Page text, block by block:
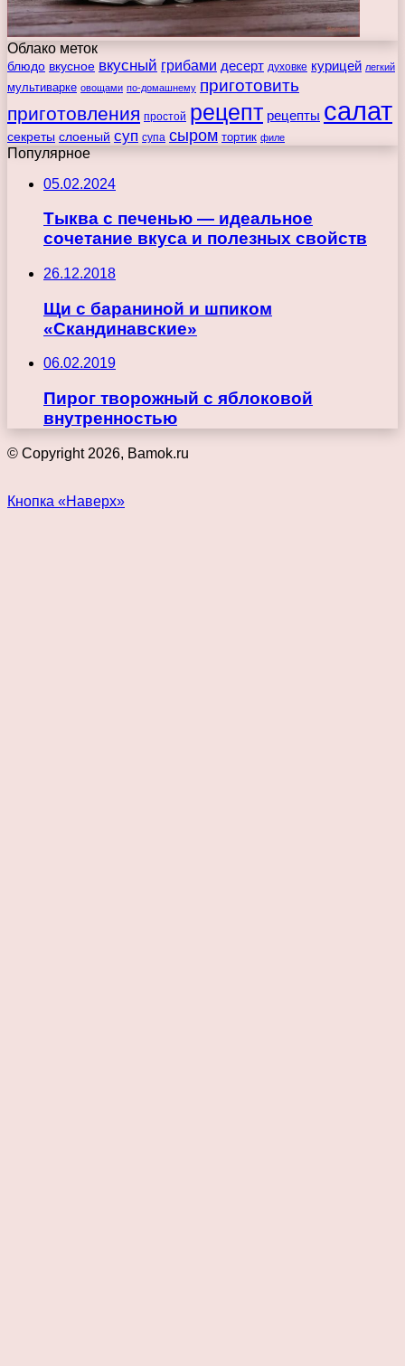
Облако меток
блюдо вкусное вкусный грибами десерт духовке курицей легкий
мультиварке овощами по-домашнему приготовить
приготовления простой рецепт рецепты салат
секреты слоеный суп супа сыром тортик филе
Популярное
05.02.2024
Тыква с печенью — идеальное
сочетание вкуса и полезных свойств
26.12.2018
Щи с бараниной и шпиком
«Скандинавские»
06.02.2019
Пирог творожный с яблоковой
внутренностью
© Copyright 2026, Bamok.ru
Кнопка «Наверх»